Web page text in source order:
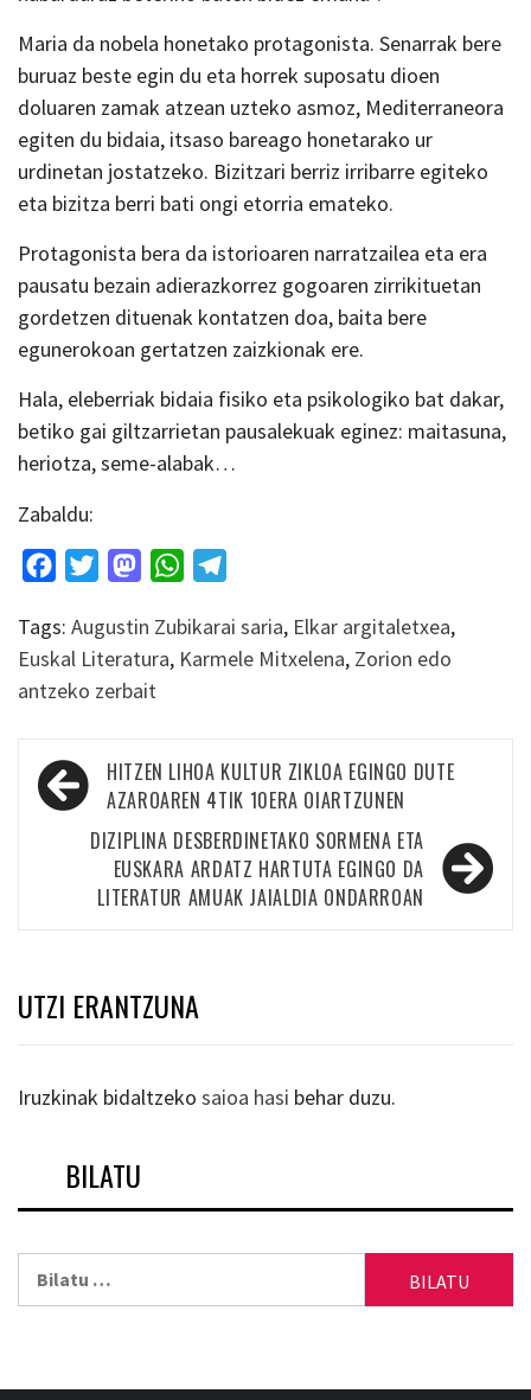
Maria da nobela honetako protagonista. Senarrak bere
buruaz beste egin du eta horrek suposatu dioen
doluaren zamak atzean uzteko asmoz, Mediterraneora
egiten du bidaia, itsaso bareago honetarako ur
urdinetan jostatzeko. Bizitzari berriz irribarre egiteko
eta bizitza berri bati ongi etorria emateko.
Protagonista bera da istorioaren narratzailea eta era
pausatu bezain adierazkorrez gogoaren zirrikituetan
gordetzen dituenak kontatzen doa, baita bere
egunerokoan gertatzen zaizkionak ere.
Hala, eleberriak bidaia fisiko eta psikologiko bat dakar,
betiko gai giltzarrietan pausalekuak eginez: maitasuna,
heriotza, seme-alabak…
Zabaldu:
FacebookTwitterMastodonWhatsApp
Tags: Augustin Zubikarai saria, Elkar argitaletxea,
Euskal Literatura, Karmele Mitxelena, Zorion edo
antzeko zerbait
Bidalketetan
zehar
nabigatu
HITZEN LIHOA KULTUR ZIKLOA EGINGO DUTE
AZAROAREN 4TIK 10ERA OIARTZUNEN
DIZIPLINA DESBERDINETAKO SORMENA ETA
EUSKARA ARDATZ HARTUTA EGINGO DA
LITERATUR AMUAK JAIALDIA ONDARROAN
UTZI ERANTZUNA
Iruzkinak bidaltzeko saioa hasi behar duzu.
BILATU